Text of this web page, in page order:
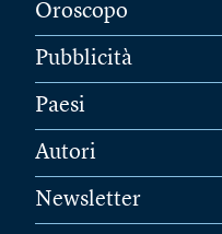
Oroscopo
Pubblicità
Paesi
Autori
Newsletter